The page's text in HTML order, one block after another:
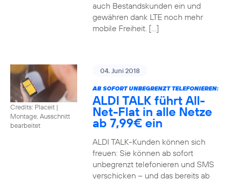
auch Bestandskunden ein und
gewähren dank LTE noch mehr
mobile Freiheit. […]
Credits: Placeit |
Montage, Ausschnitt
bearbeitet
04. Juni 2018
AB SOFORT UNBEGRENZT TELEFONIEREN:
ALDI TALK führt All-
Net-Flat in alle Netze
ab 7,99€ ein
ALDI TALK-Kunden können sich
freuen: Sie können ab sofort
unbegrenzt telefonieren und SMS
verschicken – und das bereits ab